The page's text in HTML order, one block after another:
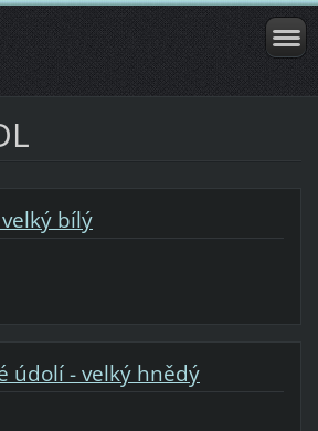
bílý
údolí - velký hnědý